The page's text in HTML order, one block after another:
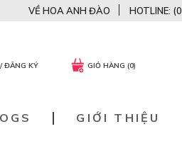
ĐĂNG KÝ GIỎ HÀNG (0)
VỀ HOA ANH ĐÀO HOTLINE:
GIỚI THIỆU